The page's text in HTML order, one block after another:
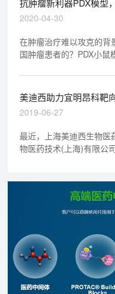
抗肿瘤新利器PDX模型
2020-04-30
在肿瘤治疗难以攻克的背
国肿瘤患者的？PDX小
院庆春院区四号楼十一楼
型）在免疫癌症新药研发
术报告厅同步直播。报
美迪西助力宜明昂科靶
试验许可
2019-06-27
最近，上海美迪西生物医
物医药技术(上海)有限公